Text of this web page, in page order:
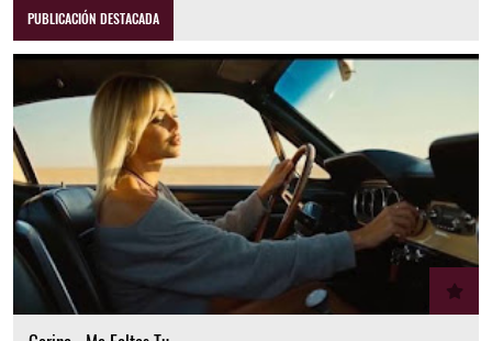
PUBLICACIÓN DESTACADA